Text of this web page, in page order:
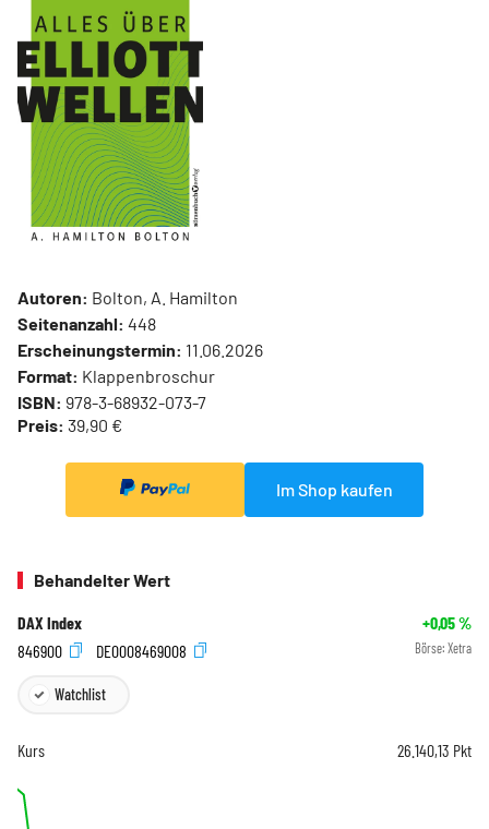
Autoren: Bolton, A. Hamilton
Seitenanzahl: 448
Erscheinungstermin: 11.06.2026
Format: Klappenbroschur
ISBN: 978-3-68932-073-7
Preis: 39,90 €
Im Shop kaufen
Behandelter Wert
DAX Index +0,05%
846900
DE0008469008 Börse: Xetra
Watchlist
Kurs 26.140,13 Pkt